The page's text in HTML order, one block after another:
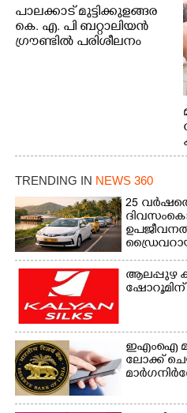
പാലക്കാട് മുട്ടിക്കുളങ്ങര
കെ. എ. പി ബറ്റാലിയൻ
ഗ്രൗണ്ടിൽ പരിശീലനം
TRENDING IN NEWS 360
25
യുവതി
ആലപ്പുഴ
ഷോറൂമിന്
ഇഎംഐ
ലോക്ക്